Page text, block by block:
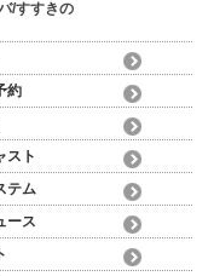
/すすきの
約
スト
テム
ース